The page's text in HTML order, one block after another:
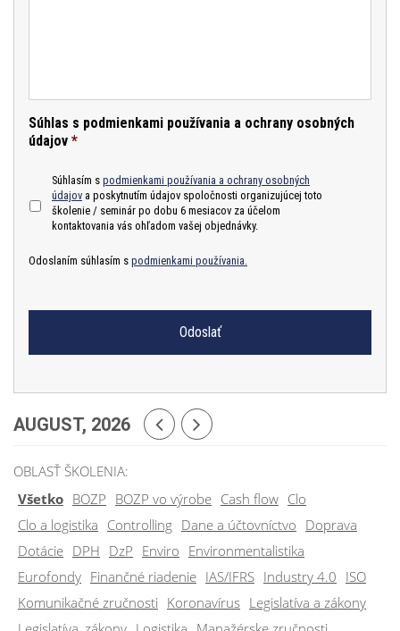
Súhlas s podmienkami používania a ochrany osobných
údajov *
Súhlasím s podmienkami používania a ochrany osobných
údajov a poskytnutím údajov spoločnosti organizujúcej toto
školenie / seminár po dobu 6 mesiacov za účelom
kontaktovania vás ohľadom vašej objednávky.
Odoslaním súhlasím s podmienkami používania.
AUGUST, 2026
OBLASŤ ŠKOLENIA:
Všetko BOZP BOZP vo výrobe Cash flow Clo
Clo a logistika Controlling Dane a účtovníctvo Doprava
Dotácie DPH DzP Enviro Environmentalistika
Eurofondy Finančné riadenie IAS/IFRS Industry 4.0 ISO
Komunikačné zručnosti Koronavírus Legislatíva a zákony